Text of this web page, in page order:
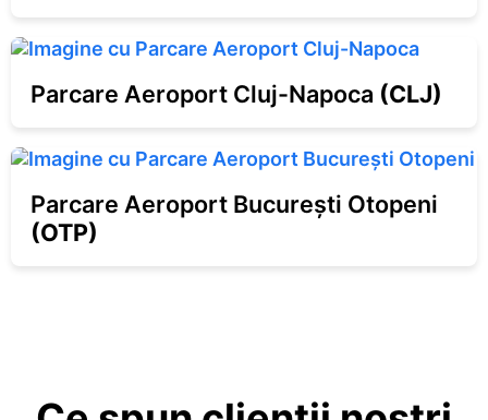
Parcare Aeroport Cluj-Napoca (CLJ)
Parcare Aeroport Bucureşti Otopeni
(OTP)